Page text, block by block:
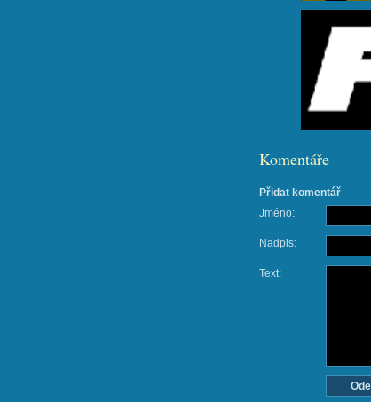
Komentáře
Přidat komentář
Jméno:
Nadpis:
Text: